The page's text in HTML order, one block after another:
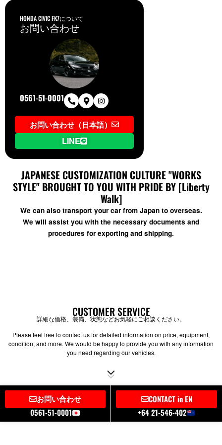
HONDA CIVIC FK7について
お問い合わせ
0561-51-0001
お問い合わせ（日本語）
LINE
JAPANESE CUSTOMIZATION CULTURE "WORKS
STYLE" BROUGHT TO YOU WITH PRIDE BY [Liberty
Walk]
We can also transport your car from Japan to overseas.
We will assist you with the necessary documents and
procedures for exporting and shipping.
CUSTOMER SERVICE
詳細な価格、装備、状態などお気軽にご相談ください。
Please feel free to contact us for detailed information on price, equipment,
condition, and more. We would be happy to provide you with any information
you need regarding our vehicles.
お問い合わせ
0561-51-0001
CONTACT in EN
+64 21-546-402